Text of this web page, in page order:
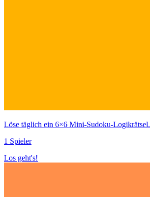
Löse täglich ein 6×6 Mini‑Sudoku‑Logikrätsel.
1 Spieler
Los geht's!